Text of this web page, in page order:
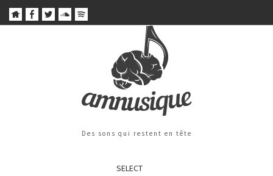
Des sons qui restent en tête
SELECT